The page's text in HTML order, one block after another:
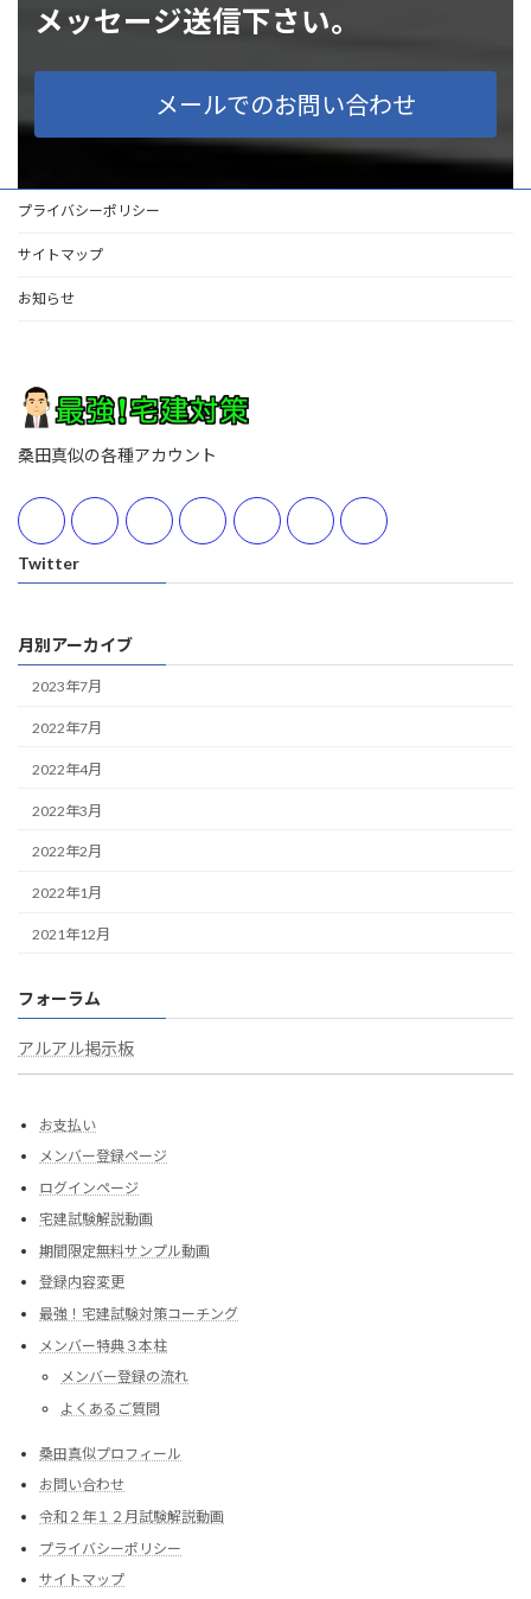
メッセージ送信下さい。
メールでのお問い合わせ
プライバシーポリシー
サイトマップ
お知らせ
桑田真似の各種アカウント
Twitter
月別アーカイブ
2023年7月
2022年7月
2022年4月
2022年3月
2022年2月
2022年1月
2021年12月
フォーラム
アルアル掲示板
お支払い
メンバー登録ページ
ログインページ
宅建試験解説動画
期間限定無料サンプル動画
登録内容変更
最強！宅建試験対策コーチング
メンバー特典３本柱
メンバー登録の流れ
よくあるご質問
桑田真似プロフィール
お問い合わせ
令和２年１２月試験解説動画
プライバシーポリシー
サイトマップ